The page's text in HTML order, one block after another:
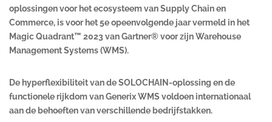
oplossingen voor het ecosysteem van Supply Chain en
Commerce, is voor het 5e opeenvolgende jaar vermeld in het
Magic Quadrant™ 2023 van Gartner® voor zijn Warehouse
Management Systems (WMS).
De hyperflexibiliteit van de SOLOCHAIN-oplossing en de
functionele rijkdom van Generix WMS voldoen internationaal
aan de behoeften van verschillende bedrijfstakken.